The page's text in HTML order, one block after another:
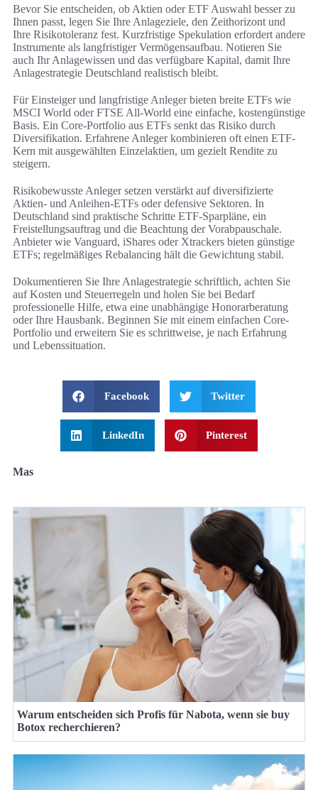
Bevor Sie entscheiden, ob Aktien oder ETF Auswahl besser zu
Ihnen passt, legen Sie Ihre Anlageziele, den Zeithorizont und
Ihre Risikotoleranz fest. Kurzfristige Spekulation erfordert andere
Instrumente als langfristiger Vermögensaufbau. Notieren Sie
auch Ihr Anlagewissen und das verfügbare Kapital, damit Ihre
Anlagestrategie Deutschland realistisch bleibt.
Für Einsteiger und langfristige Anleger bieten breite ETFs wie
MSCI World oder FTSE All-World eine einfache, kostengünstige
Basis. Ein Core-Portfolio aus ETFs senkt das Risiko durch
Diversifikation. Erfahrene Anleger kombinieren oft einen ETF-
Kern mit ausgewählten Einzelaktien, um gezielt Rendite zu
steigern.
Risikobewusste Anleger setzen verstärkt auf diversifizierte
Aktien- und Anleihen-ETFs oder defensive Sektoren. In
Deutschland sind praktische Schritte ETF-Sparpläne, ein
Freistellungsauftrag und die Beachtung der Vorabpauschale.
Anbieter wie Vanguard, iShares oder Xtrackers bieten günstige
ETFs; regelmäßiges Rebalancing hält die Gewichtung stabil.
Dokumentieren Sie Ihre Anlagestrategie schriftlich, achten Sie
auf Kosten und Steuerregeln und holen Sie bei Bedarf
professionelle Hilfe, etwa eine unabhängige Honorarberatung
oder Ihre Hausbank. Beginnen Sie mit einem einfachen Core-
Portfolio und erweitern Sie es schrittweise, je nach Erfahrung
und Lebenssituation.
Facebook Twitter
LinkedIn Pinterest
Mas
Warum entscheiden sich Profis für Nabota, wenn sie buy
Botox recherchieren?